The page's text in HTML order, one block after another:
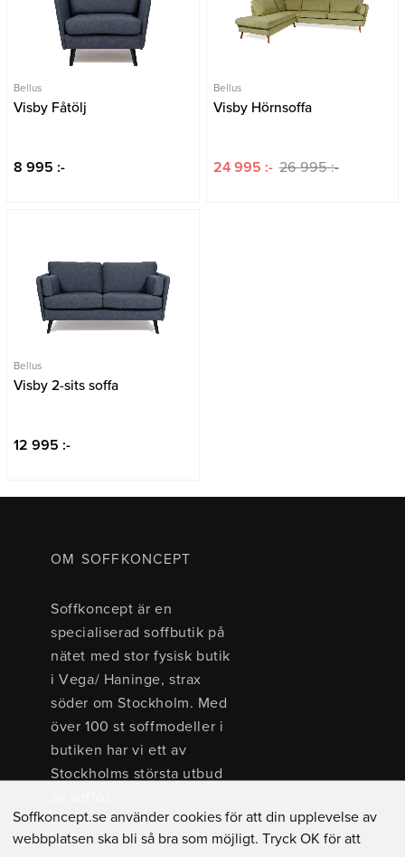
Bellus
Visby Fåtölj
8 995 :-
Bellus
Visby Hörnsoffa
24 995 :- 26 995 :-
Bellus
Visby 2-sits soffa
12 995 :-
OM SOFFKONCEPT
Soffkoncept är en
specialiserad soffbutik på
nätet med stor fysisk butik
i Vega/ Haninge, strax
söder om Stockholm. Med
över 100 st soffmodeller i
butiken har vi ett av
Stockholms största utbud
Soffkoncept.se använder cookies för att din upplevelse av
webbplatsen ska bli så bra som möjligt. Tryck OK för att